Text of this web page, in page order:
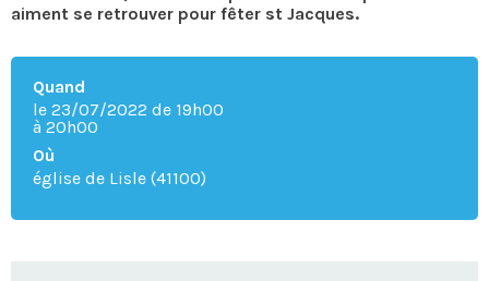
aiment se retrouver pour fêter st Jacques.
Quand
le 23/07/2022 de 19h00
à 20h00
Où
église de Lisle (41100)